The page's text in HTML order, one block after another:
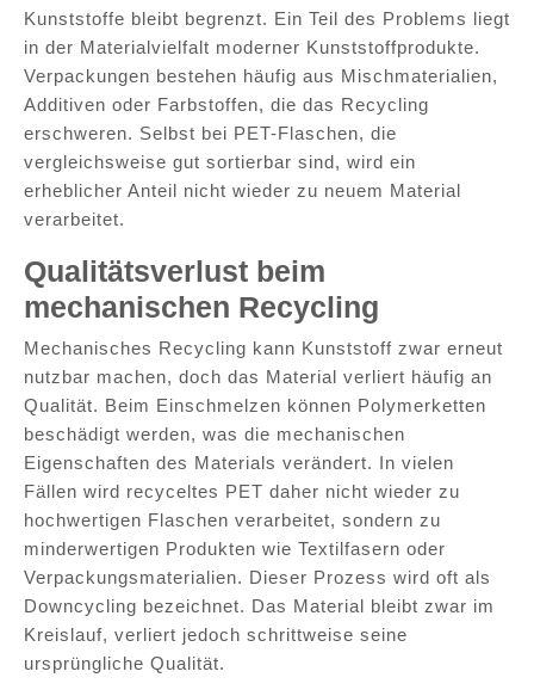
Kunststoffe bleibt begrenzt. Ein Teil des Problems liegt
in der Materialvielfalt moderner Kunststoffprodukte.
Verpackungen bestehen häufig aus Mischmaterialien,
Additiven oder Farbstoffen, die das Recycling
erschweren. Selbst bei PET-Flaschen, die
vergleichsweise gut sortierbar sind, wird ein
erheblicher Anteil nicht wieder zu neuem Material
verarbeitet.
Qualitätsverlust beim
mechanischen Recycling
Mechanisches Recycling kann Kunststoff zwar erneut
nutzbar machen, doch das Material verliert häufig an
Qualität. Beim Einschmelzen können Polymerketten
beschädigt werden, was die mechanischen
Eigenschaften des Materials verändert. In vielen
Fällen wird recyceltes PET daher nicht wieder zu
hochwertigen Flaschen verarbeitet, sondern zu
minderwertigen Produkten wie Textilfasern oder
Verpackungsmaterialien. Dieser Prozess wird oft als
Downcycling bezeichnet. Das Material bleibt zwar im
Kreislauf, verliert jedoch schrittweise seine
ursprüngliche Qualität.